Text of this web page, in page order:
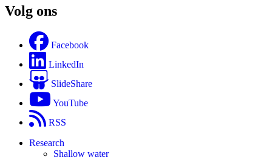
Volg ons
Facebook
LinkedIn
SlideShare
YouTube
RSS
Research
Shallow water